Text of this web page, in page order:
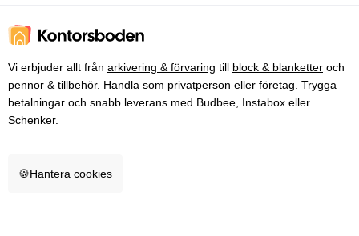
Vi erbjuder allt från arkivering & förvaring till block & blanketter och
pennor & tillbehör. Handla som privatperson eller företag. Trygga
betalningar och snabb leverans med Budbee, Instabox eller
Schenker.
🍪Hantera cookies